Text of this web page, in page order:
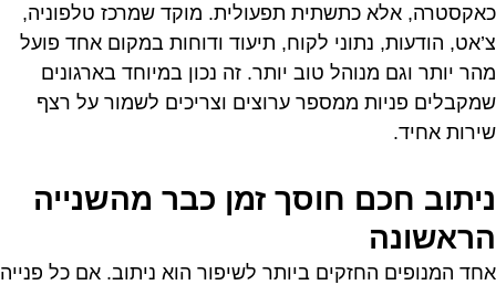
כאקסטרה, אלא כתשתית תפעולית. מוקד שמרכז טלפוניה,
צ’אט, הודעות, נתוני לקוח, תיעוד ודוחות במקום אחד פועל
מהר יותר וגם מנוהל טוב יותר. זה נכון במיוחד בארגונים
שמקבלים פניות ממספר ערוצים וצריכים לשמור על רצף
שירות אחיד.
ניתוב חכם חוסך זמן כבר מהשנייה
הראשונה
אחד המנופים החזקים ביותר לשיפור הוא ניתוב. אם כל פנייה